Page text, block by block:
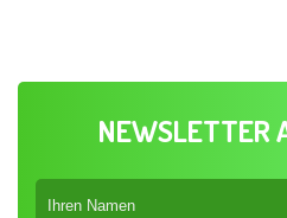
NEWSLETTER